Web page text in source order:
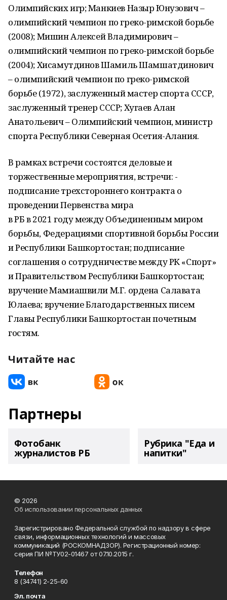
Олимпийских игр; Манкиев Назыр Юнузович –
олимпийский чемпион по греко-римской борьбе
(2008); Мишин Алексей Владимирович –
олимпийский чемпион по греко-римской борьбе
(2004); Хисамутдинов Шамиль Шамшатдинович
– олимпийский чемпион по греко-римской
борьбе (1972), заслуженный мастер спорта СССР,
заслуженный тренер СССР; Хугаев Алан
Анатольевич – Олимпийский чемпион, министр
спорта Республики Северная Осетия-Алания.
В рамках встречи состоятся деловые и
торжественные мероприятия, встречи: -
подписание трехстороннего контракта о
проведении Первенства мира
в РБ в 2021 году между Объединенным миром
борьбы, Федерациями спортивной борьбы России
и Республики Башкортостан; подписание
соглашения о сотрудничестве между РК «Спорт»
и Правительством Республики Башкортостан;
вручение Мамиашвили М.Г. ордена Салавата
Юлаева; вручение Благодарственных писем
Главы Республики Башкортостан почетным
гостям.
Читайте нас
Партнеры
Фотобанк
журналистов РБ
Рубрика "Еда и
напитки"
© 2026
Об использовании персональных данных
Зарегистрировано Федеральной службой по надзору в сфере
связи, информационных технологий и массовых
коммуникаций (РОСКОМНАДЗОР). Регистрационный номер:
серия ПИ №ТУ02-01467 от 07.10.2015 г.
Телефон
8 (34741) 2-25-60
Эл. почта